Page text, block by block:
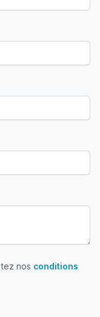
nos conditions
nos conditions